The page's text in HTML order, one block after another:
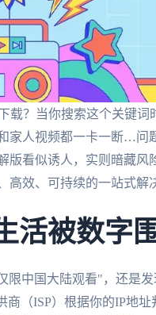
载？当你搜索这个关键
家人视频都一卡一断…问
版看似诱人，实则暗藏
高效、可持续的一站式解
活被数字
限中国大陆观看"，还是
（ISP）根据你的IP地